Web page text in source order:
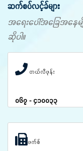
ဆက်စပ်လင့်ခ်များ
အရေးပေါ်အခြေအနေ
ဆိုပါ။
တယ်လီဖုန်း
၀၆၇ - ၄၁၀၀၃၃
ဖက်စ်